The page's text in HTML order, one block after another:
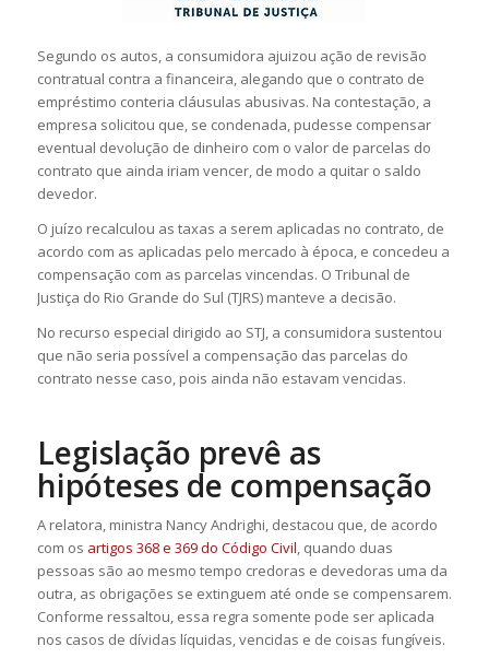
Segundo os autos, a consumidora ajuizou ação de revisão
contratual contra a financeira, alegando que o contrato de
empréstimo conteria cláusulas abusivas. Na contestação, a
empresa solicitou que, se condenada, pudesse compensar
eventual devolução de dinheiro com o valor de parcelas do
contrato que ainda iriam vencer, de modo a quitar o saldo
devedor.
O juízo recalculou as taxas a serem aplicadas no contrato, de
acordo com as aplicadas pelo mercado à época, e concedeu a
compensação com as parcelas vincendas. O Tribunal de
Justiça do Rio Grande do Sul (TJRS) manteve a decisão.
No recurso especial dirigido ao STJ, a consumidora sustentou
que não seria possível a compensação das parcelas do
contrato nesse caso, pois ainda não estavam vencidas.
Legislação prevê as
hipóteses de compensação
A relatora, ministra Nancy Andrighi, destacou que, de acordo
com os artigos 368 e 369 do Código Civil, quando duas
pessoas são ao mesmo tempo credoras e devedoras uma da
outra, as obrigações se extinguem até onde se compensarem.
Conforme ressaltou, essa regra somente pode ser aplicada
nos casos de dívidas líquidas, vencidas e de coisas fungíveis.